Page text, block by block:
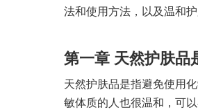
法和使用方法，以及温和
第一章 天然护肤品
天然护肤品是指避免使用
敏体质的人也很温和，可